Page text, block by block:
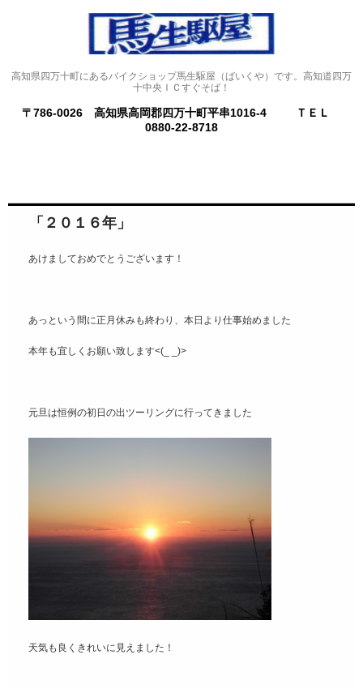
高知県四万十町にあるバイクショップ馬生駆屋（ばいくや）です。高知道四万
十中央ＩＣすぐそば！
〒786-0026 高知県高岡郡四万十町平串1016-4
ＴＥＬ
0880-22-8718
「２０１６年」
あけましておめでとうございます！
あっという間に正月休みも終わり、本日より仕事始めました
本年も宜しくお願い致します<(_ _)>
元旦は恒例の初日の出ツーリングに行ってきました
天気も良くきれいに見えました！